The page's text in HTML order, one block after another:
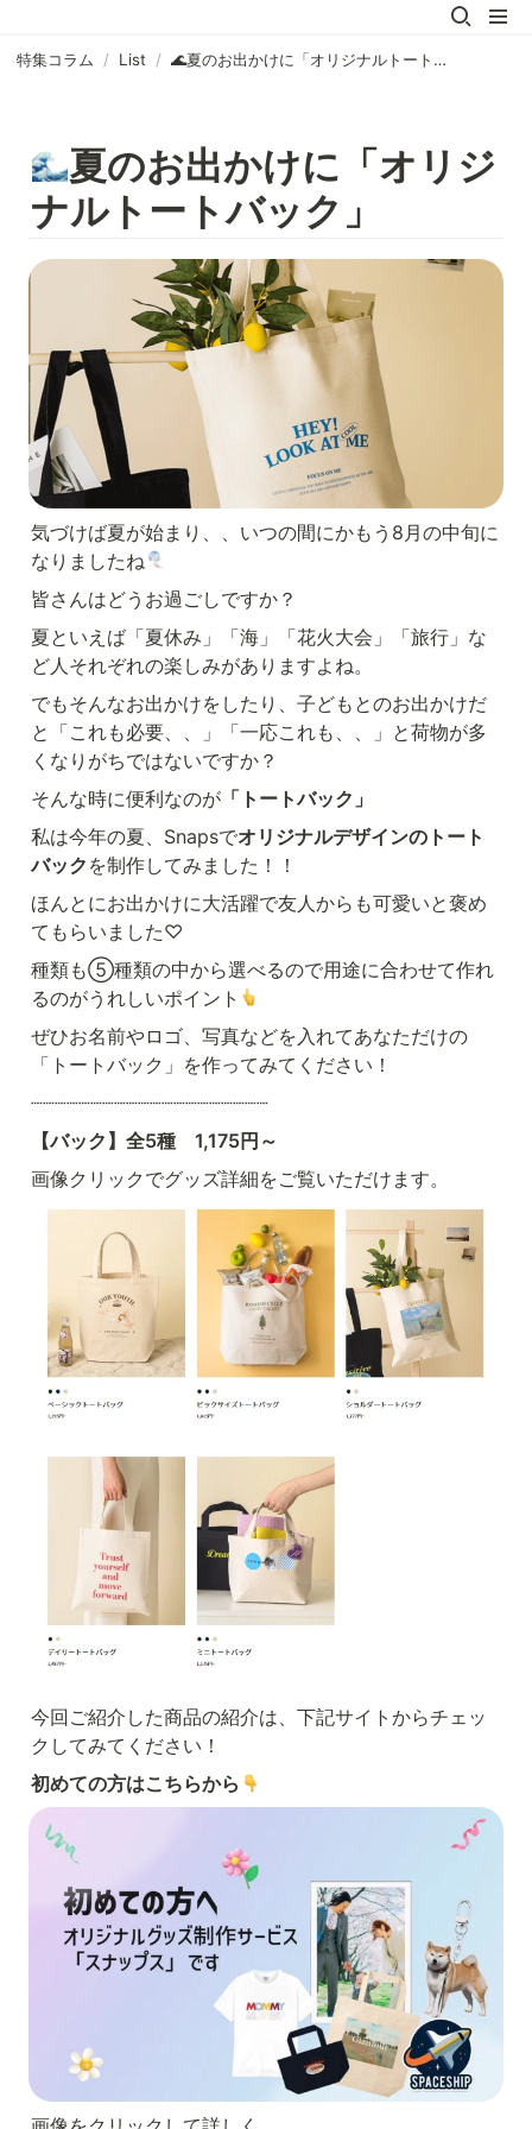
特集コラム / List / 🌊夏のお出かけに「オリジナルトートバック」
夏のお出かけに「オリジ
ナルトートバック」
気づけば夏が始まり、、いつの間にかもう8月の中旬に
なりましたね
皆さんはどうお過ごしですか？
夏といえば「夏休み」「海」「花火大会」「旅行」な
ど人それぞれの楽しみがありますよね。
でもそんなお出かけをしたり、子どもとのお出かけだ
と「これも必要、、」「一応これも、、」と荷物が多
くなりがちではないですか？
そんな時に便利なのが 「トートバック」
私は今年の夏、Snapsでオリジナルデザインのトート
バック を制作してみました！！
ほんとにお出かけに大活躍で友人からも可愛いと褒め
てもらいました♡
種類も⑤種類の中から選べるので用途に合わせて作れ
るのがうれしいポイント
ぜひお名前やロゴ、写真などを入れてあなただけの
「トートバック」を作ってみてください！
┈┈┈┈┈┈┈┈┈┈┈┈┈┈┈┈┈┈┈┈
【バック】全5種　1,175円～
画像クリックでグッズ詳細をご覧いただけます。
今回ご紹介した商品の紹介は、下記サイトからチェッ
クしてみてください！
初めての方はこちらから